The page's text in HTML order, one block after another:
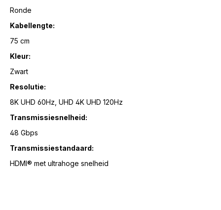
Ronde
Kabellengte:
75 cm
Kleur:
Zwart
Resolutie:
8K UHD 60Hz, UHD 4K UHD 120Hz
Transmissiesnelheid:
48 Gbps
Transmissiestandaard:
HDMI® met ultrahoge snelheid